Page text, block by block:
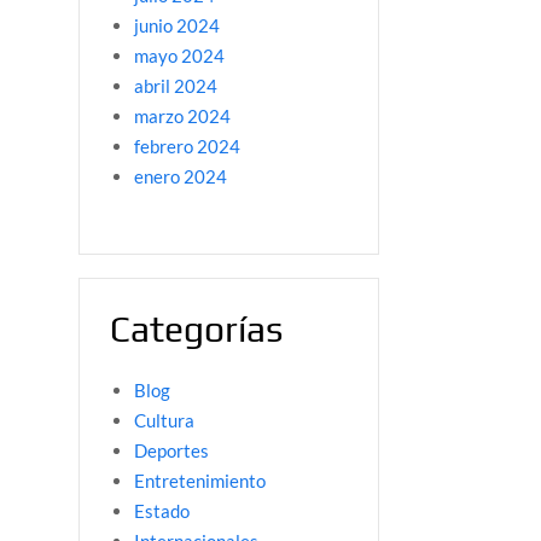
junio 2024
mayo 2024
abril 2024
marzo 2024
febrero 2024
enero 2024
Categorías
Blog
Cultura
Deportes
Entretenimiento
Estado